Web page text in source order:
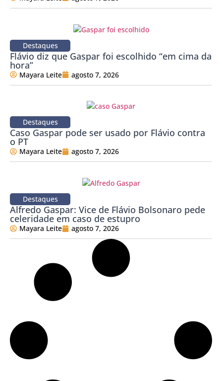
Destaques
Flávio diz que Gaspar foi escolhido “em cima da
hora”
Mayara Leite agosto 7, 2026
Destaques
Caso Gaspar pode ser usado por Flávio contra
o PT
Mayara Leite agosto 7, 2026
Destaques
Alfredo Gaspar: Vice de Flávio Bolsonaro pede
celeridade em caso de estupro
Mayara Leite agosto 7, 2026